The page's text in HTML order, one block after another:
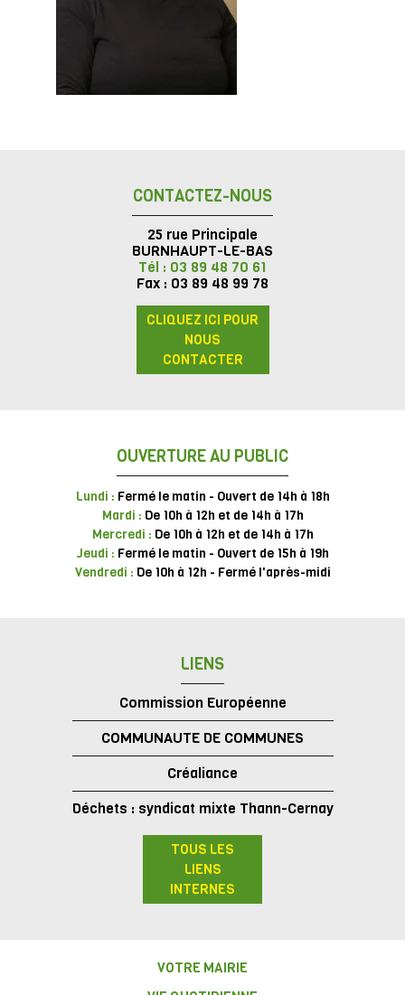
CONTACTEZ-NOUS
25 rue Principale
BURNHAUPT-LE-BAS
Tél : 03 89 48 70 61
Fax : 03 89 48 99 78
CLIQUEZ ICI POUR
NOUS
CONTACTER
OUVERTURE AU PUBLIC
Lundi : Fermé le matin - Ouvert de 14h à 18h
Mardi : De 10h à 12h et de 14h à 17h
Mercredi : De 10h à 12h et de 14h à 17h
Jeudi : Fermé le matin - Ouvert de 15h à 19h
Vendredi : De 10h à 12h - Fermé l'après-midi
LIENS
Commission Européenne
COMMUNAUTE DE COMMUNES
Créaliance
Déchets : syndicat mixte Thann-Cernay
TOUS LES
LIENS
INTERNES
VOTRE MAIRIE